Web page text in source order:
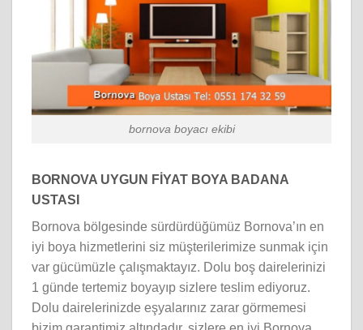
bornova boyacı ekibi
BORNOVA UYGUN FİYAT BOYA BADANA
USTASI
Bornova bölgesinde sürdürdüğümüz Bornova’ın en
iyi boya hizmetlerini siz müşterilerimize sunmak için
var gücümüzle çalışmaktayız. Dolu boş dairelerinizi
1 günde tertemiz boyayıp sizlere teslim ediyoruz.
Dolu dairelerinizde eşyalarınız zarar görmemesi